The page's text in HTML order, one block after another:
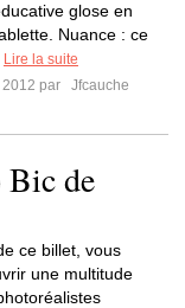
glose en
Nuance : ce
Lire la suite
2012 par
Jfcauche
de
ce billet, vous
une multitude